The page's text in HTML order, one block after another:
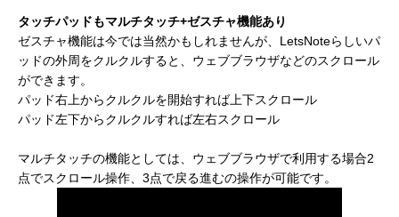
タッチパッドもマルチタッチ+ゼスチャ機能あり
ゼスチャ機能は今では当然かもしれませんが、LetsNoteらしいパ
ッドの外周をクルクルすると、ウェブブラウザなどのスクロール
ができます。
パッド右上からクルクルを開始すれば上下スクロール
パッド左下からクルクルすれば左右スクロール
マルチタッチの機能としては、ウェブブラウザで利用する場合2
点でスクロール操作、3点で戻る進むの操作が可能です。